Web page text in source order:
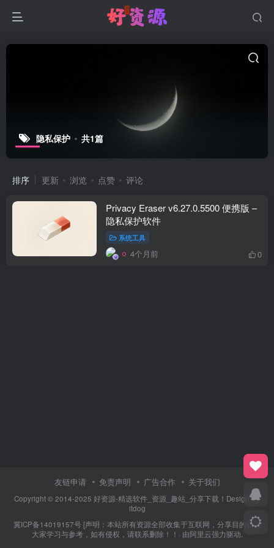
隐私保护 共1篇
排序 更新 浏览 点赞 评论
Privacy Eraser v6.27.0.5500 便携版 –
隐私保护软件
系统工具
4个月前 0
友链申请 免责声明 广告合作 关于我们
Copyright © 2014-2025 好资源-精选软件_资源_趣站_分享下载！Design By
itdog
冀ICP备14019157号[声明：本站所有资源全部收集于互联网，分享目的仅供
大家学习与参考，如有侵权，请联系删除！！· 由阿里云强力驱动.